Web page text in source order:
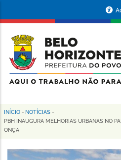
conteúdo
principal
da
Prefeitura
de
Horizonte
Trilha
de
navegação
INÍCIO - NOTÍCIAS -
PBH INAUGURA MELHORIAS URBANAS NO
ONÇA